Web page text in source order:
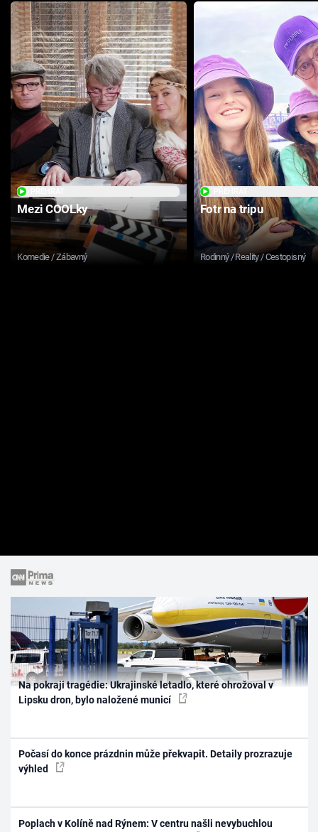
Mezi COOLky
Komedie / Zábavný
Fotr na tripu
Rodinný / Reality / Cestopisný
Na pokraji tragédie: Ukrajinské letadlo, které ohrožoval v
Lipsku dron, bylo naložené municí
Počasí do konce prázdnin může překvapit. Detaily prozrazuje
výhled
Poplach v Kolíně nad Rýnem: V centru našli nevybuchlou